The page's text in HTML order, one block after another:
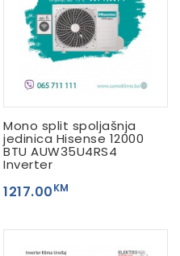
Mono split spoljašnja
jedinica Hisense 12000
BTU AUW35U4RS4
Inverter
1217.00KM